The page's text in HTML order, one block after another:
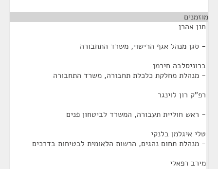
מוזמנים
חנן אהרן
- סגן מנהל אגף הרישוי, משרד התחבורה
ברוניסלבה חירמן
- מנהלת מחלקת כלכלת תחבורה, משרד התחבורה
רפ"ק רון לוינגר
- ראש חוליית תעבורה, המשרד לביטחון פנים
טלי איגלמן בלנקי
- מנהלת תחום נהגים, הרשות הלאומית לבטיחות בדרכים
מירב רפאלי